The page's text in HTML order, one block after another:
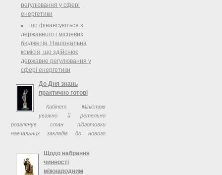
1720 НАКАЗУЮ:
регулювання у сфері
енергетики
що фінансуються з
державного і місцевих
бюджетів, Національна
комісія, що здійснює
державне регулювання у
сфері енергетики
До Дня знань
практично готові
Кабінет Міністрів
уважно й ретельно
розглянув стан підготовки
навчальних закладів до нового
аспекти, як поточні та капітальні
ремонти, стан готовності
опалювальних ...
Щодо набрання
чинності
міжнародним